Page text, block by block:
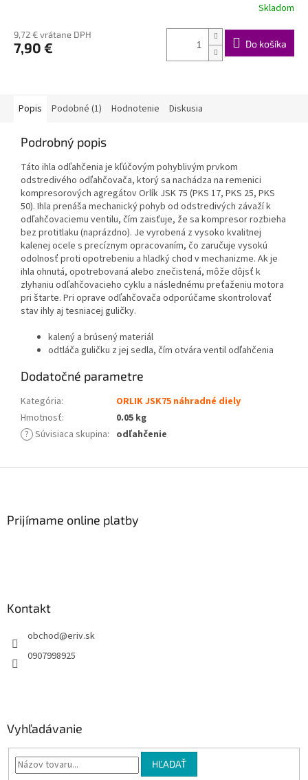
Skladom
9,72 € vrátane DPH
7,90 € Do košíka
Popis Podobné (1) Hodnotenie Diskusia
Podrobný popis
Táto ihla odľahčenia je kľúčovým pohyblivým prvkom
odstredivého odľahčovača, ktorý sa nachádza na remenici
kompresorových agregátov Orlík JSK 75 (PKS 17, PKS 25, PKS
50). Ihla prenáša mechanický pohyb od odstredivých závaží k
odľahčovaciemu ventilu, čím zaisťuje, že sa kompresor rozbieha
bez protitlaku (naprázdno). Je vyrobená z vysoko kvalitnej
kalenej ocele s precíznym opracovaním, čo zaručuje vysokú
odolnosť proti opotrebeniu a hladký chod v mechanizme. Ak je
ihla ohnutá, opotrebovaná alebo znečistená, môže dôjsť k
zlyhaniu odľahčovacieho cyklu a následnému preťaženiu motora
pri štarte. Pri oprave odľahčovača odporúčame skontrolovať
stav ihly aj tesniacej guličky.
kalený a brúsený materiál
odtláča guličku z jej sedla, čím otvára ventil odľahčenia
Dodatočné parametre
Kategória:
ORLIK JSK75 náhradné diely
Hmotnosť:
0.05 kg
? Súvisiaca skupina: odľahčenie
Prijímame online platby
Kontakt
obchod@eriv.sk
0907998925
Vyhľadávanie
HĽADAŤ